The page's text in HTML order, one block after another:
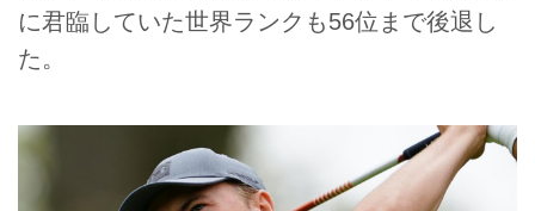
に君臨していた世界ランクも56位まで後退し
た。